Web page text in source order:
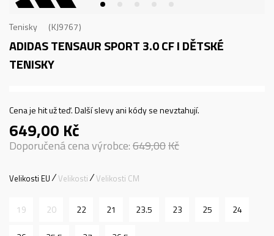
Tenisky KJ9767
ADIDAS TENSAUR SPORT 3.0 CF IDĚTSKÉ
TENISKY
Cena je hit už teď. Další slevy ani kódy se nevztahují.
649,00 Kč
Doporučená cena výrobce:649,00Kč
Velikosti EU Velikosti Velikosti CM
19 20 22 21 23.5 23 25 24